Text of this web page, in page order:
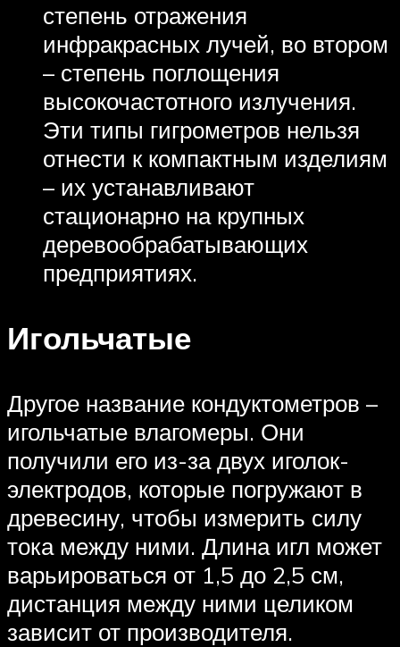
степень отражения
инфракрасных лучей, во втором
– степень поглощения
высокочастотного излучения.
Эти типы гигрометров нельзя
отнести к компактным изделиям
– их устанавливают
стационарно на крупных
деревообрабатывающих
предприятиях.
Игольчатые
Другое название кондуктометров –
игольчатые влагомеры. Они
получили его из-за двух иголок-
электродов, которые погружают в
древесину, чтобы измерить силу
тока между ними. Длина игл может
варьироваться от 1,5 до 2,5 см,
дистанция между ними целиком
зависит от производителя.